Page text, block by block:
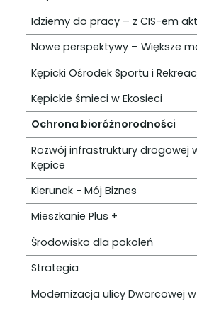
Idziemy do pracy – z CIS-em
Nowe perspektywy – Większe
Kępicki Ośrodek Sportu i
Kępickie śmieci w Ekosieci
Ochrona bioróżnorodności
Rozwój infrastruktury drogowej
Kępice
Kierunek - Mój Biznes
Mieszkanie Plus +
Środowisko dla pokoleń
Strategia
Modernizacja ulicy Dworcowej